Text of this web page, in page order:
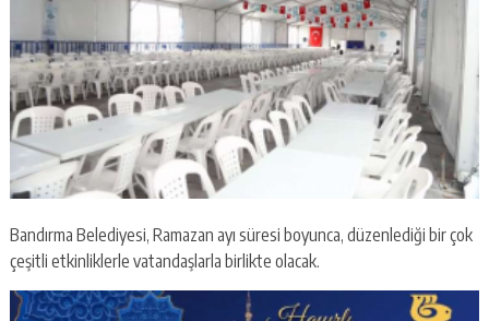
Bandırma Belediyesi, Ramazan ayı süresi boyunca, düzenlediği bir çok
çeşitli etkinliklerle vatandaşlarla birlikte olacak.